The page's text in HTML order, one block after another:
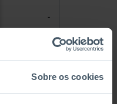
Sobre os cookies
-